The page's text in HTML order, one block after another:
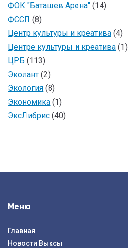
ФОК "Баташев Арена" (14)
ФССП (8)
Центр культуры и креатива (4)
Центре культуры и креатива (1)
ЦРБ (113)
Эколант (2)
Экология (8)
Экономика (1)
ЭксЛибрис (40)
Меню
Главная
Новости Выксы